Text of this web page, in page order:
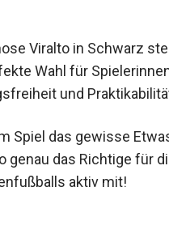
Viralto in Schwarz
Wahl für
Spiel das gewisse
genau das Richtige für